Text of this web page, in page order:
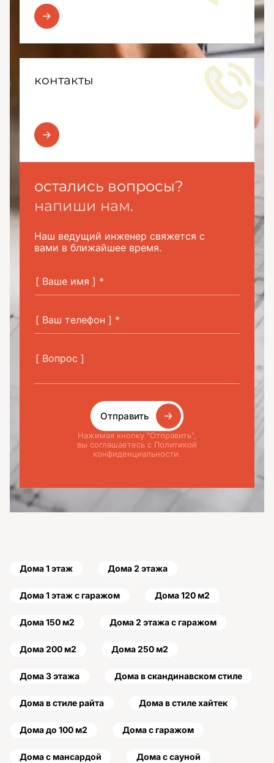
контакты
остались вопросы?
напиши нам.
Наш ведущий инженер свяжется с
вами в ближайшее время.
Отправить
Нажимая кнопку "Отправить",
вы соглашаетесь с Политикой
конфиденциальности.
Дома 1 этаж Дома 2 этажа
Дома 1 этаж с гаражом Дома 120 м2
Дома 150 м2 Дома 2 этажа с гаражом
Дома 200 м2 Дома 250 м2
Дома 3 этажа Дома в скандинавском стиле
Дома в стиле райта Дома в стиле хайтек
Дома до 100 м2 Дома с гаражом
Дома с мансардой Дома с сауной